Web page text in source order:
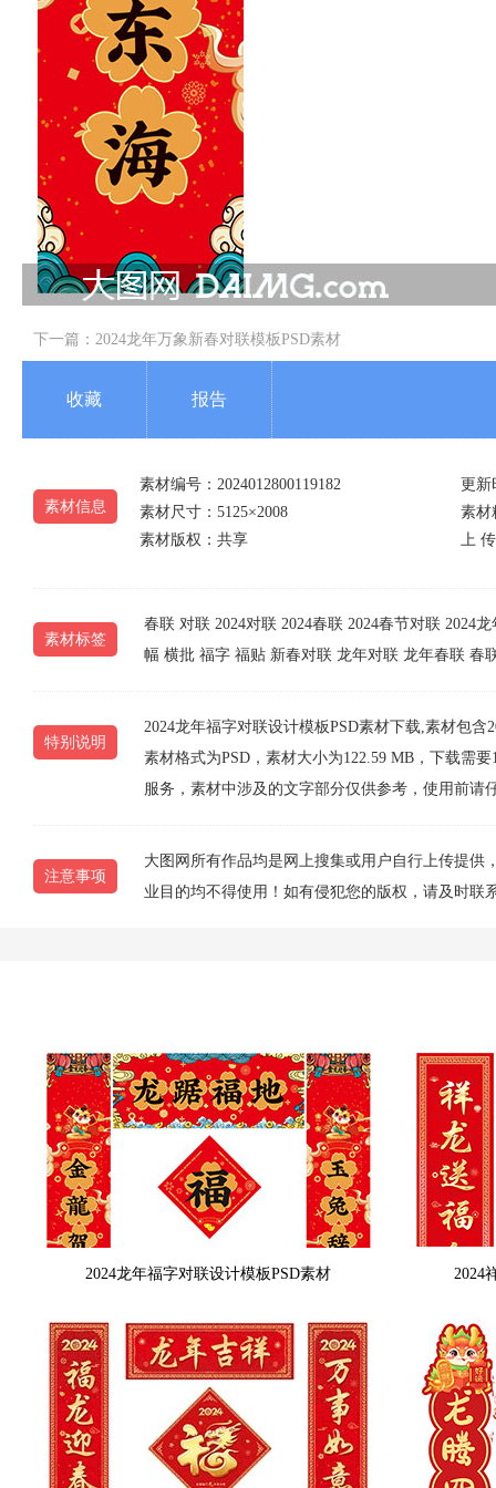
下一篇： 2024龙年万象新春对联模板PSD素材
收藏 报告
素材信息
素材编号：2024012800119182
更新
素材尺寸：5125×2008
素材
素材版权：共享
上
素材标签
春联 对联 2024对联 2024春联 2024春节对联 2024
幅 横批 福字 福贴 新春对联 龙年对联 龙年春联 春
特别说明
2024龙年福字对联设计模板PSD素材下载,素材包含
素材格式为PSD，素材大小为122.59 MB，下载需
服务，素材中涉及的文字部分仅供参考，使用前请
注意事项
大图网所有作品均是网上搜集或用户自行上传提
业目的均不得使用！如有侵犯您的版权，请及时联
2024龙年福字对联设计模板PSD素材 2024